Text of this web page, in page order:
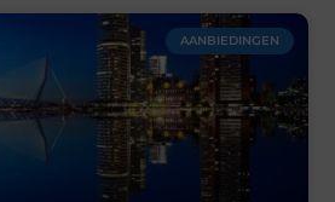
AANBIEDINGEN